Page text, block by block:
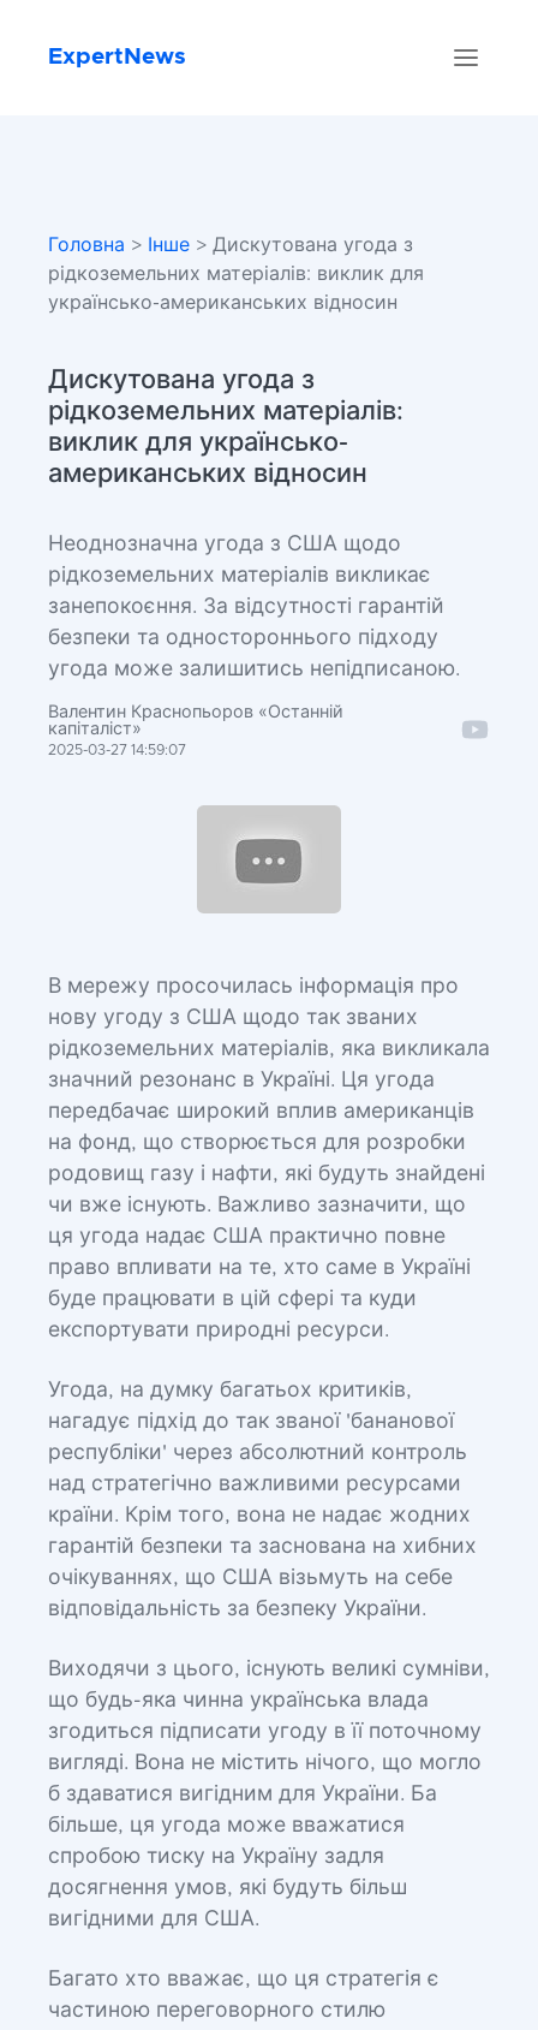
ExpertNews
Головна > Інше > Дискутована угода з
рідкоземельних матеріалів: виклик для
українсько-американських відносин
Дискутована угода з
рідкоземельних матеріалів:
виклик для українсько-
американських відносин
Неоднозначна угода з США щодо
рідкоземельних матеріалів викликає
занепокоєння. За відсутності гарантій
безпеки та одностороннього підходу
угода може залишитись непідписаною.
Валентин Краснопьоров «Останній
капіталіст»
2025-03-27 14:59:07
В мережу просочилась інформація про
нову угоду з США щодо так званих
рідкоземельних матеріалів, яка викликала
значний резонанс в Україні. Ця угода
передбачає широкий вплив американців
на фонд, що створюється для розробки
родовищ газу і нафти, які будуть знайдені
чи вже існують. Важливо зазначити, що
ця угода надає США практично повне
право впливати на те, хто саме в Україні
буде працювати в цій сфері та куди
експортувати природні ресурси.
Угода, на думку багатьох критиків,
нагадує підхід до так званої 'бананової
республіки' через абсолютний контроль
над стратегічно важливими ресурсами
країни. Крім того, вона не надає жодних
гарантій безпеки та заснована на хибних
очікуваннях, що США візьмуть на себе
відповідальність за безпеку України.
Виходячи з цього, існують великі сумніви,
що будь-яка чинна українська влада
згодиться підписати угоду в її поточному
вигляді. Вона не містить нічого, що могло
б здаватися вигідним для України. Ба
більше, ця угода може вважатися
спробою тиску на Україну задля
досягнення умов, які будуть більш
вигідними для США.
Багато хто вважає, що ця стратегія є
частиною переговорного стилю